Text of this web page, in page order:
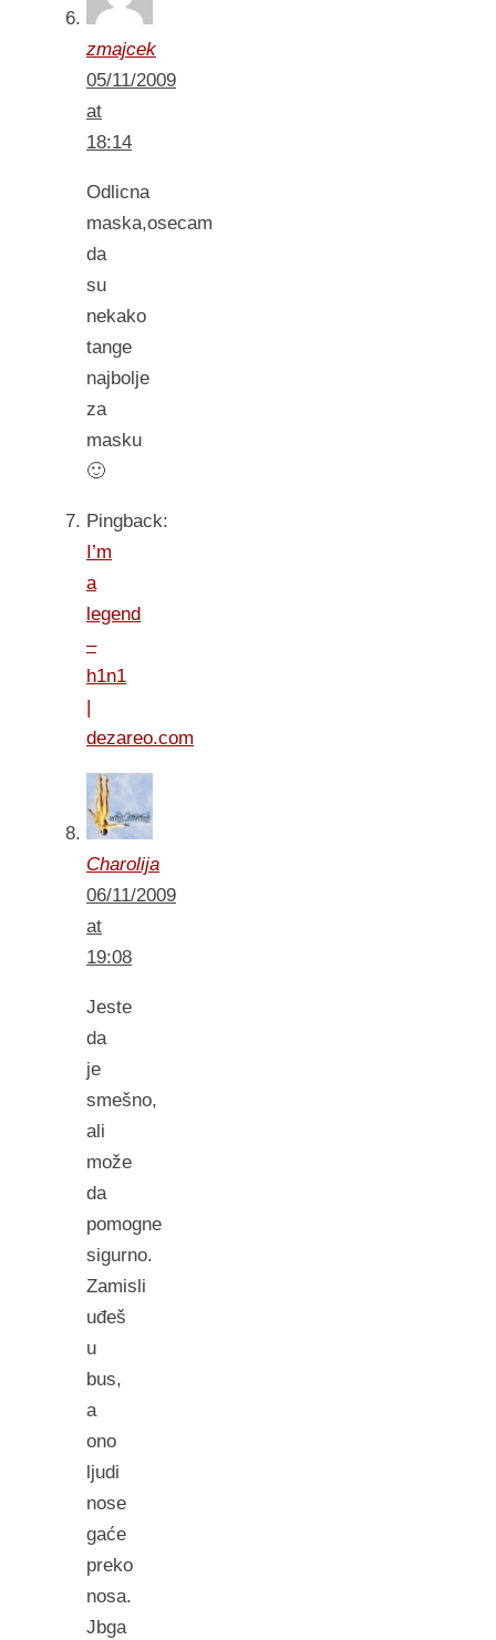
zmajcek
05/11/2009
at
18:14
Odlicna
maska,osecam
da
su
nekako
tange
najbolje
za
masku
🙂
Pingback:
I’m
a
legend
–
h1n1
|
dezareo.com
Charolija
06/11/2009
at
19:08
Jeste
da
je
smešno,
ali
može
da
pomogne
sigurno.
Zamisli
uđeš
u
bus,
a
ono
ljudi
nose
gaće
preko
nosa.
Jbga